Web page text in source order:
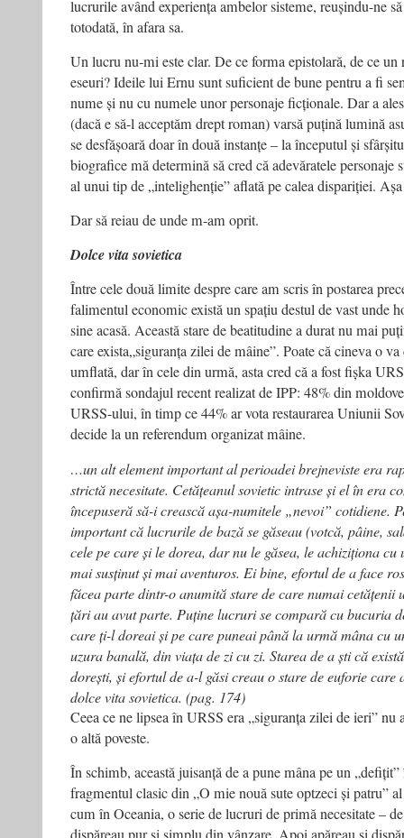
lucrurile având experiența ambelor sisteme, reușindu-ne
totodată, în afara sa.
Un lucru nu-mi este clar. De ce forma epistolară, de ce un
eseuri? Ideile lui Ernu sunt suficient de bune pentru a fi
nume și nu cu numele unor personaje ficționale. Dar a
(dacă e să-l acceptăm drept roman) varsă puțină lumină
se desfășoară doar în două instanțe – la începutul și
biografice mă determină să cred că adevăratele personaje
al unui tip de „intelighenție” aflată pe calea dispariției.
Dar să reiau de unde m-am oprit.
Dolce vita sovietica
Între cele două limite despre care am scris în postarea
falimentul economic există un spațiu destul de vast unde
sine acasă. Această stare de beatitudine a durat nu mai
care exista„siguranța zilei de mâine”. Poate că cineva o
umflată, dar în cele din urmă, asta cred că a fost fișka
confirmă sondajul recent realizat de IPP: 48% din
URSS-ului, în timp ce 44% ar vota restaurarea Uniunii
decide la un referendum organizat mâine.
…un alt element important al perioadei brejneviste era
strictă necesitate. Cetățeanul sovietic intrase și el în era
începuseră să-i crească așa-numitele „nevoi” cotidiene.
important că lucrurile de bază se găseau (votcă, pâine,
cele pe care și le dorea, dar nu le găsea, le achiziționa
mai susținut și mai aventuros. Ei bine, efortul de a face
făcea parte dintr-o anumită stare de care numai cetățenii
țări au avut parte. Puține lucruri se compară cu bucuria
care ți-l doreai și pe care puneai până la urmă mâna cu
uzura banală, din viața de zi cu zi. Starea de a ști că
dorești, și efortul de a-l găsi creau o stare de euforie
dolce vita sovietica. (pag. 174)
Ceea ce ne lipsea în URSS era „siguranța zilei de ieri” nu
o altă poveste.
În schimb, această juisanță de a pune mâna pe un
fragmentul clasic din „O mie nouă sute optzeci și patru”
cum în Oceania, o serie de lucruri de primă necesitate –